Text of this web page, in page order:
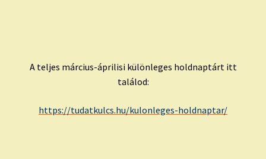
A teljes március-áprilisi különleges holdnaptárt itt
találod:
https://tudatkulcs.hu/kulonleges-holdnaptar/